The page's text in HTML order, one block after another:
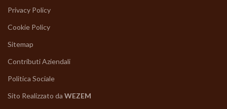
Privacy Policy
Cookie Policy
Sitemap
Contributi Aziendali
Politica Sociale
Sito Realizzato da WEZEM